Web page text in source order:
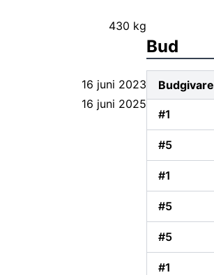
430 kg
16 juni 2023
16 juni 2025
Bud
Budgivare
#1
#5
#1
#5
#5
#1